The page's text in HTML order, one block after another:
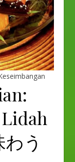
う